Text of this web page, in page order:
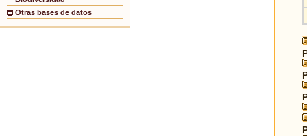
Otras bases de datos